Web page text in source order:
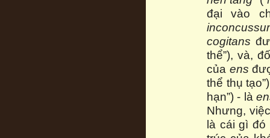
đại vào
cogitans
thể”), và,
của ens
thể thụ
hạn”) - là
Nhưng,
là cái gì